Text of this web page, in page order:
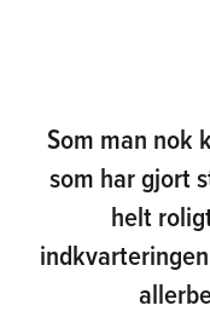
Som man nok
som har gjort
helt